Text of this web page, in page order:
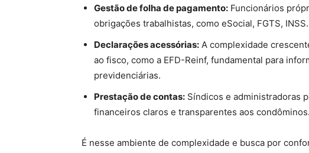
Gestão de folha de pagamento: Funcionários
obrigações trabalhistas, como eSocial, FGTS, INSS.
Declarações acessórias: A complexidade
ao fisco, como a EFD-Reinf, fundamental para
previdenciárias.
Prestação de contas: Síndicos e administradoras
financeiros claros e transparentes aos condôminos.
É nesse ambiente de complexidade e busca por